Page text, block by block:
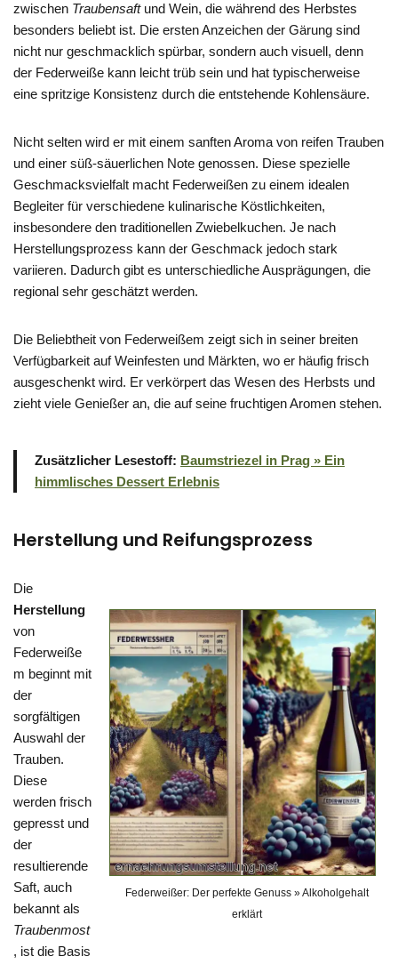
zwischen Traubensaftund Wein, die während des Herbstes
besonders beliebt ist. Die ersten Anzeichen der Gärung sind
nicht nur geschmacklich spürbar, sondern auch visuell, denn
der Federweiße kann leicht trüb sein und hat typischerweise
eine spritzige Konsistenz durch die entstehende Kohlensäure.
Nicht selten wird er mit einem sanften Aroma von reifen Trauben
und einer süß-säuerlichen Note genossen. Diese spezielle
Geschmacksvielfalt macht Federweißen zu einem idealen
Begleiter für verschiedene kulinarische Köstlichkeiten,
insbesondere den traditionellen Zwiebelkuchen. Je nach
Herstellungsprozess kann der Geschmack jedoch stark
variieren. Dadurch gibt es unterschiedliche Ausprägungen, die
regional sehr geschätzt werden.
Die Beliebtheit von Federweißem zeigt sich in seiner breiten
Verfügbarkeit auf Weinfesten und Märkten, wo er häufig frisch
ausgeschenkt wird. Er verkörpert das Wesen des Herbsts und
zieht viele Genießer an, die auf seine fruchtigen Aromen stehen.
Zusätzlicher Lesestoff: Baumstriezel in Prag » Ein
himmlisches Dessert Erlebnis
Herstellung und Reifungsprozess
Federweißer: Der perfekte Genuss » Alkoholgehalt
erklärt
Die
Herstellung
von
Federweiße
m beginnt mit
der
sorgfältigen
Auswahl der
Trauben.
Diese
werden frisch
gepresst und
der
resultierende
Saft, auch
bekannt als
Traubenmost
, ist die Basis